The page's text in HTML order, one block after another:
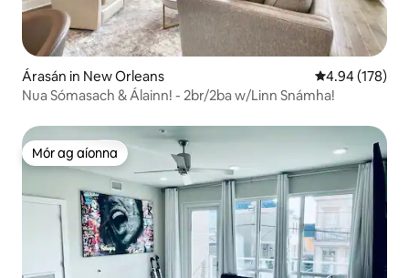
Árasán in New Orleans Meánrátáil
4.94 (178)
Nua Sómasach & Álainn! - 2br/2ba w/Linn Snámha!
Mór ag aíonna
Mór ag aíonna